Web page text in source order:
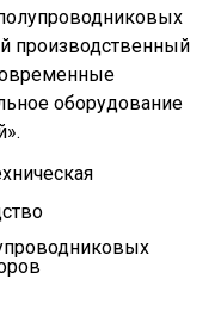
производственный
оборудование